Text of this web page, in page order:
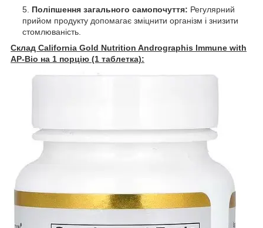
Поліпшення загального самопочуття: Регулярний
прийом продукту допомагає зміцнити організм і знизити
стомлюваність.
Склад California Gold Nutrition Andrographis Immune with
AP-Bio на 1 порцію (1 таблетка):